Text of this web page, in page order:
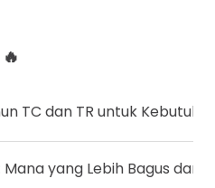
TC dan TR untuk
yang Lebih Bagus dan